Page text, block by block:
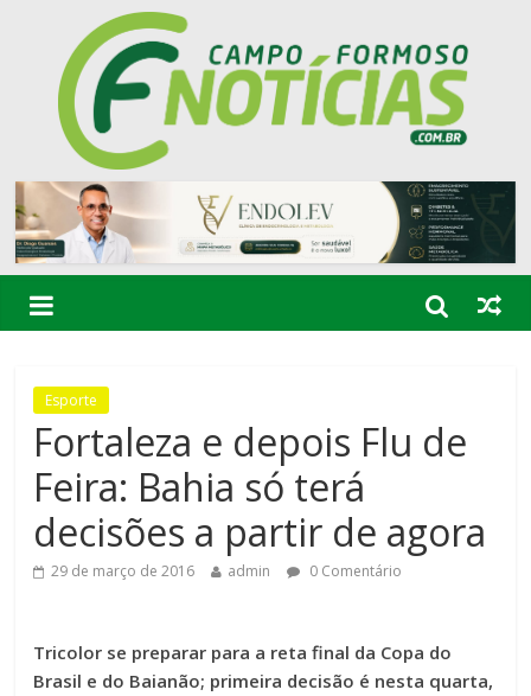
Esporte
Fortaleza e depois Flu de
Feira: Bahia só terá
decisões a partir de agora
29 de março de 2016 admin 0 Comentário
Tricolor se preparar para a reta final da Copa do
Brasil e do Baianão; primeira decisão é nesta quarta,